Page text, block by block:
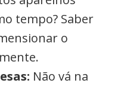
tempo? Saber
o
Não vá na